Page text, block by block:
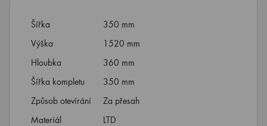
Výška
1520 mm
Hloubka
360 mm
Šířka kompletu
350 mm
Způsob otevírání
Za přesah
Materiál
LTD
MDF